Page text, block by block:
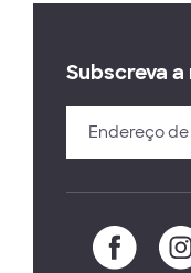
Subscreva